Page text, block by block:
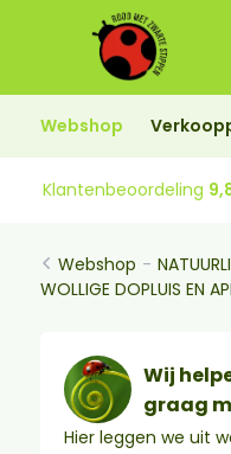
Webshop
Klantenbeoordeling
Webshop -
WOLLIGE DOPLUIS EN
Wij
graag
Hier leggen we uit